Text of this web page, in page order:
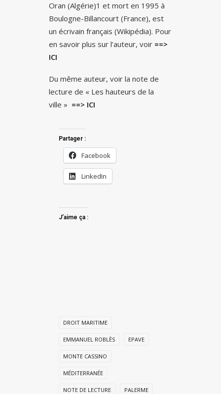
Oran (Algérie)1 et mort en 1995 à
Boulogne-Billancourt (France), est
un écrivain français (Wikipédia). Pour
en savoir plus sur l’auteur, voir ==>
ICI
Du même auteur, voir la note de
lecture de « Les hauteurs de la
ville » ==> ICI
Partager :
Facebook
LinkedIn
J’aime ça :
DROIT MARITIME
EMMANUEL ROBLÈS EPAVE
MONTE CASSINO
MÉDITERRANÉE
NOTE DE LECTURE PALERME